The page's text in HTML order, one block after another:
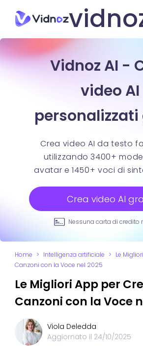
Vidnoz AI -
video AI
Crea video AI da testo
utilizzando 3400+
avatar e 1450+ voci di
Crea video AI
Nessuna carta di credito
Home > Intelligenza artificiale > Le
Canzoni con la Voce nel 2025
Le Migliori App per
Canzoni con la Voce
Viola Deledda
Aggiornato il 24/10/2025